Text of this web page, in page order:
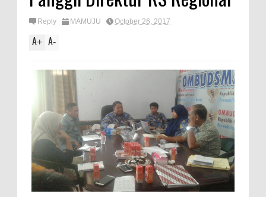
Reply MAMUJU October 26, 2017
A+ A-